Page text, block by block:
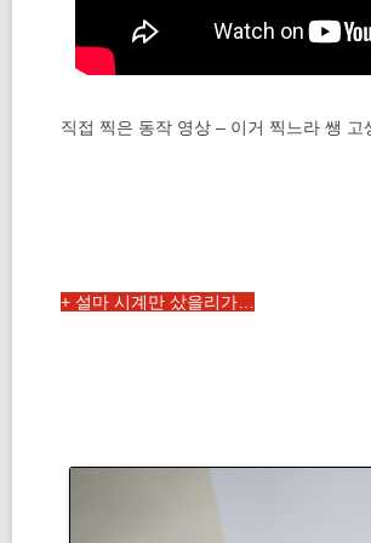
직접 찍은 동작 영상 – 이거 찍느라 쌩 고
+ 설마 시계만 샀을리가…